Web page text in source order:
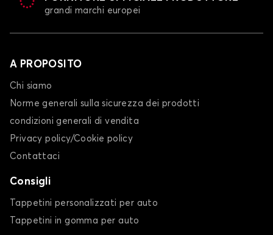
grandi marchi europei
A PROPOSITO
Chi siamo
Norme generali sulla sicurezza dei prodotti
condizioni generali di vendita
Privacy policy/Cookie policy
Contattaci
Consigli
Tappetini personalizzati per auto
Tappetini in gomma per auto